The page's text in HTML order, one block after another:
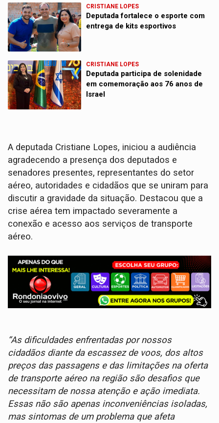
CRISTIANE LOPES
Deputada fortalece o esporte com
entrega de kits esportivos
CRISTIANE LOPES
Deputada participa de solenidade
em comemoração aos 76 anos de
Israel
A deputada Cristiane Lopes, iniciou a audiência
agradecendo a presença dos deputados e
senadores presentes, representantes do setor
aéreo, autoridades e cidadãos que se uniram para
discutir a gravidade da situação. Destacou que a
crise aérea tem impactado severamente a
conexão e acesso aos serviços de transporte
aéreo.
“As dificuldades enfrentadas por nossos
cidadãos diante da escassez de voos, dos altos
preços das passagens e das limitações na oferta
de transporte aéreo na região são desafios que
necessitam de nossa atenção e ação imediata.
Essas não são apenas inconveniências isoladas,
mas sintomas de um problema que afeta